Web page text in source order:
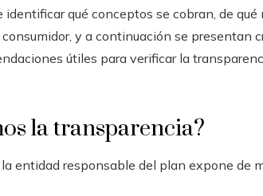
qué conceptos se cobran, de
y a continuación se presentan
útiles para verificar la
la transparencia?
entidad responsable del plan expone de